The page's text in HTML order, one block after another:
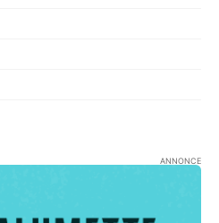
ANNONCE